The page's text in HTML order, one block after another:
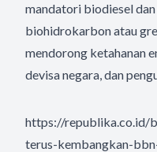
mandatori biodiesel
biohidrokarbon atau
mendorong ketahanan
devisa negara, dan
https://republika.co.id/
terus-kembangkan-